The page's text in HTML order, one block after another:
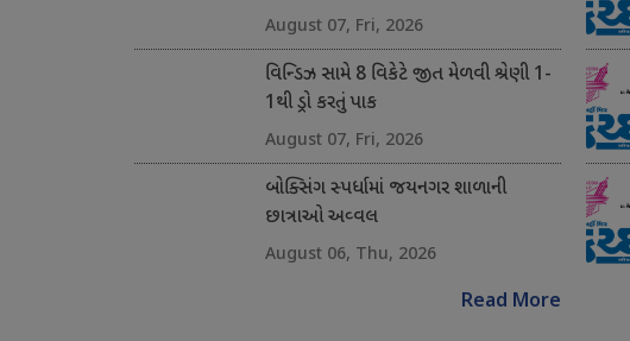
August 07, Fri, 2026
વિન્ડિઝ સામે 8 વિકેટે જીત મેળવી શ્રેણી 1-
1થી ડ્રો કરતું પાક
August 07, Fri, 2026
બોક્સિંગ સ્પર્ધામાં જયનગર શાળાની
છાત્રાઓ અવ્વલ
August 06, Thu, 2026
Read More